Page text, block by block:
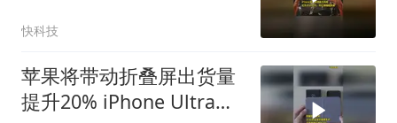
快科技
苹果将带动折叠屏出货量
提升20% iPhone Ultra备